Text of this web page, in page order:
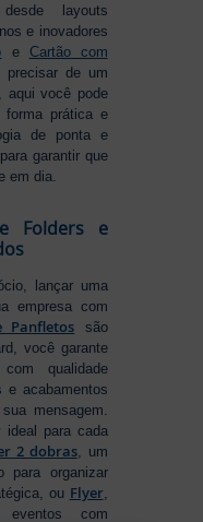
layouts
e inovadores
e Cartão com
precisar de um
aqui você pode
forma prática e
de ponta e
garantir que
em dia.
Folders e
lançar uma
empresa com
Panfletos são
você garante
com qualidade
e acabamentos
mensagem.
ideal para cada
2 dobras, um
para organizar
ou Flyer,
com